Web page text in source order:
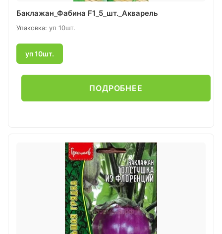
Баклажан_Фабина F1_5_шт._Акварель
Упаковка: уп 10шт.
уп 10шт.
ПОДРОБНЕЕ